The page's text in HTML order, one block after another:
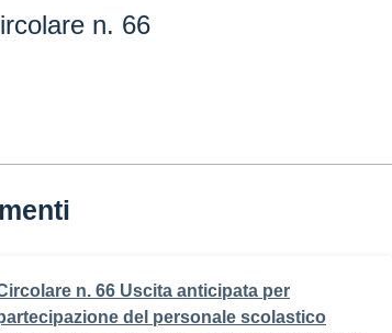
n. 66
n. 66 Uscita anticipata per
del personale scolastico